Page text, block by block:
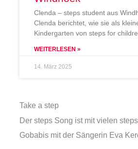
Clenda – steps student aus
Clenda berichtet, wie sie als
Kindergarten von steps for
WEITERLESEN »
14. März 2025
Take a step
Der steps Song ist mit vielen
Gobabis mit der Sängerin Eva